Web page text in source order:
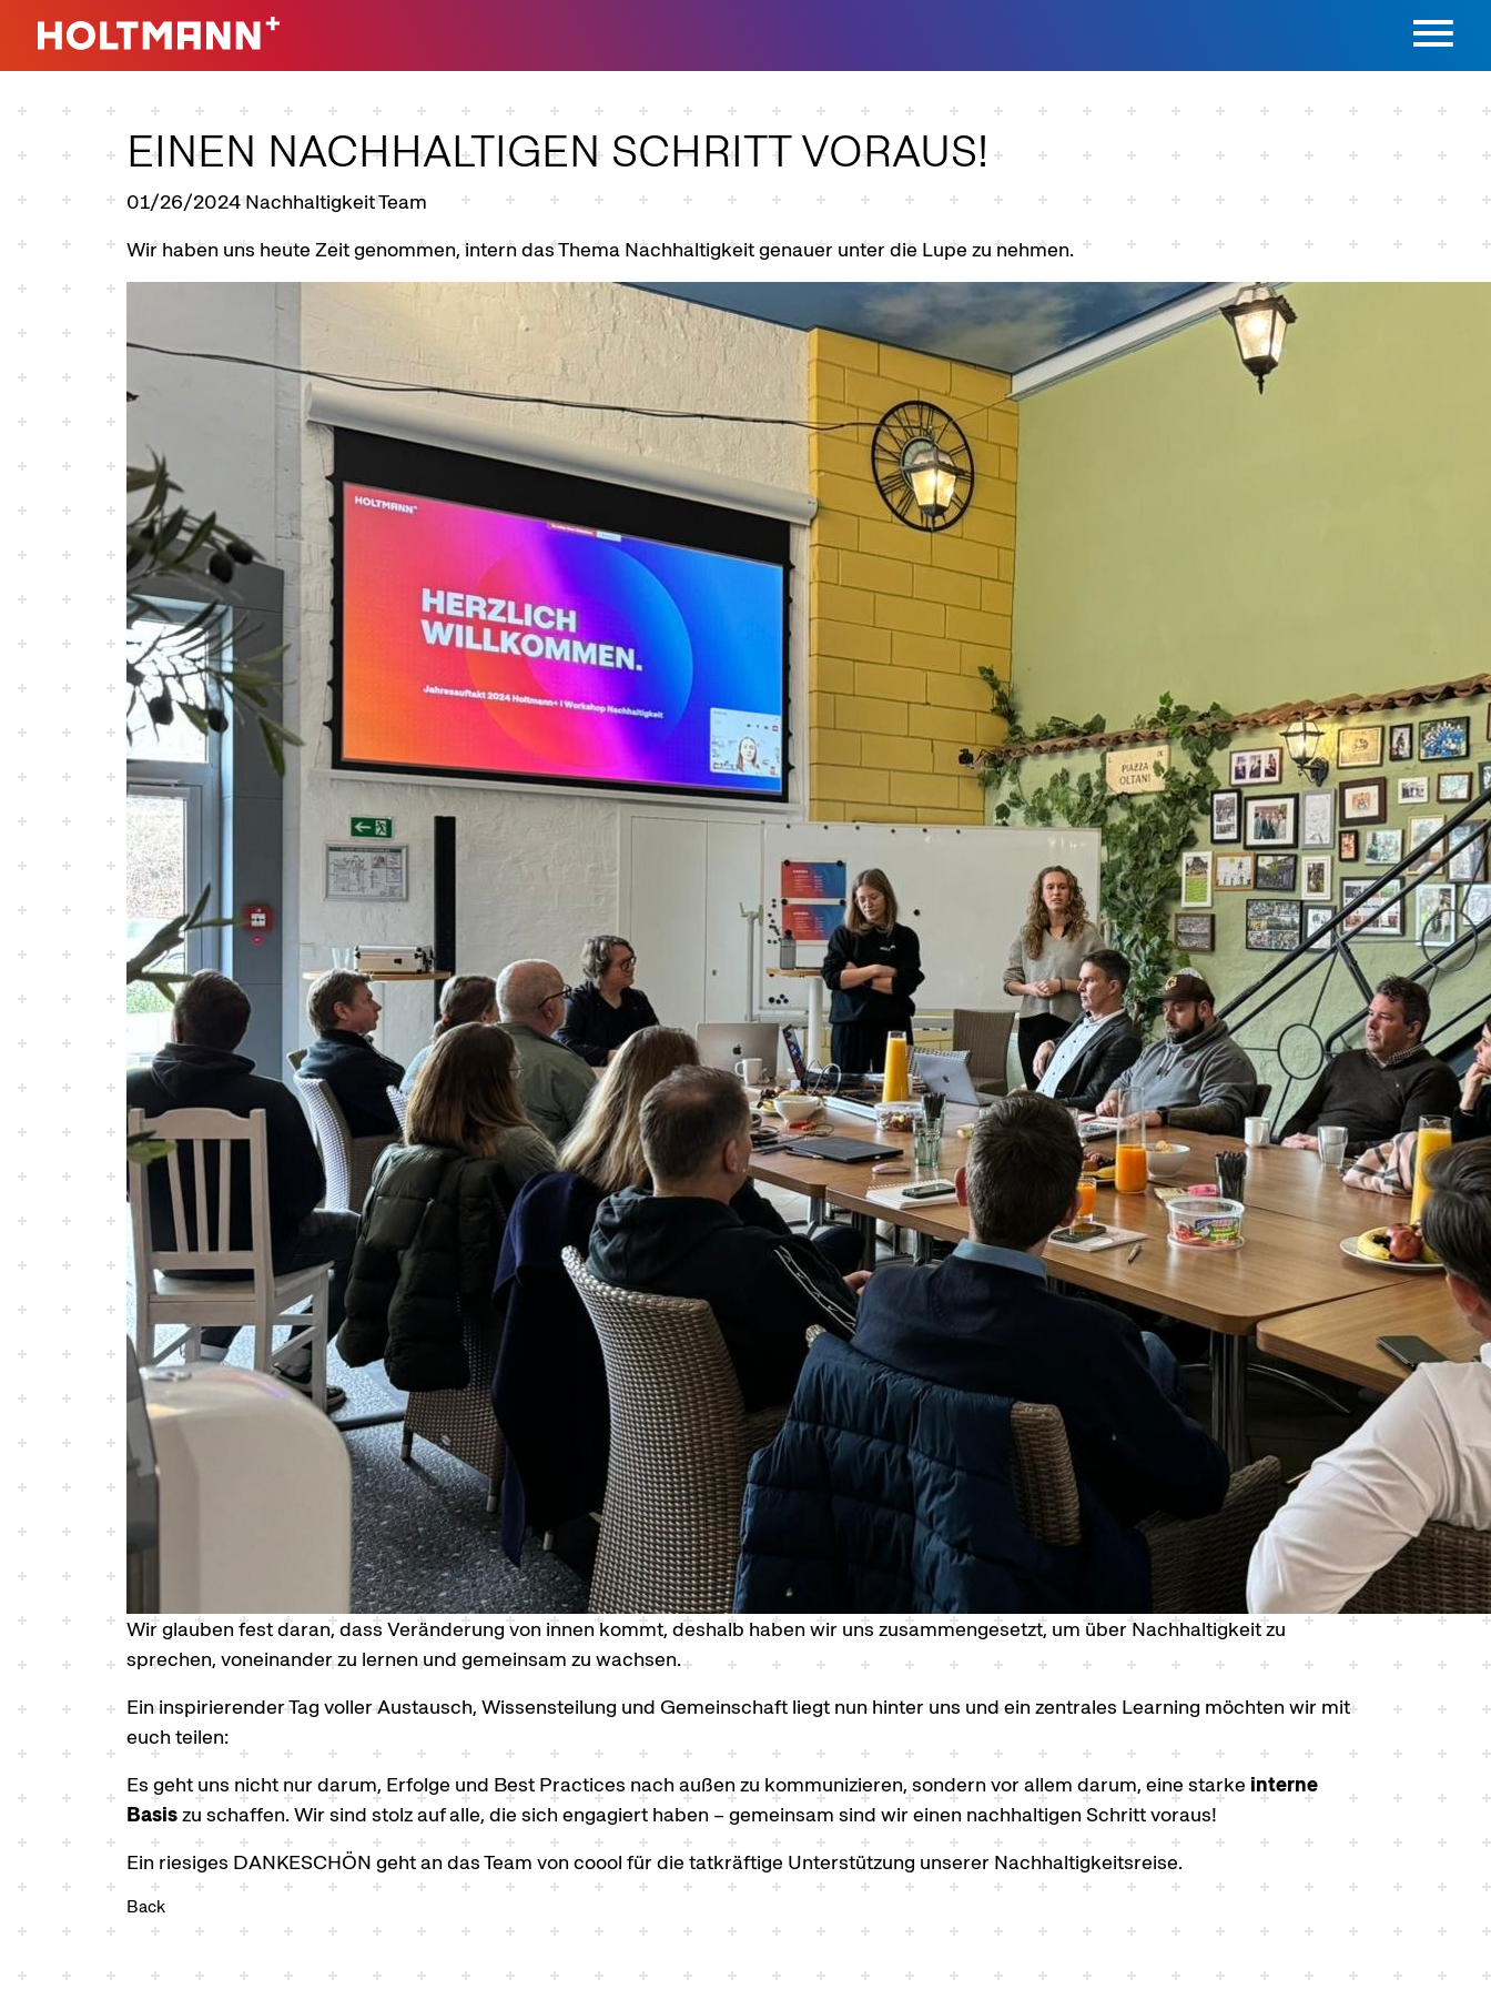
Direkt zur Hauptnavigation springen
EINEN NACHHALTIGEN SCHRITT VORAUS!
01/26/2024Nachhaltigkeit Team
Wir haben uns heute Zeit genommen, intern das Thema Nachhaltigkeit genauer unter die Lupe zu nehmen.
Wir glauben fest daran, dass Veränderung von innen kommt, deshalb haben wir uns zusammengesetzt, um über Nachhaltigkeit zu
sprechen, voneinander zu lernen und gemeinsam zu wachsen.
Ein inspirierender Tag voller Austausch, Wissensteilung und Gemeinschaft liegt nun hinter uns und ein zentrales Learning möchten wir mit
euch teilen:
Es geht uns nicht nur darum, Erfolge und Best Practices nach außen zu kommunizieren, sondern vor allem darum, eine starke interne
Basiszu schaffen. Wir sind stolz auf alle, die sich engagiert haben – gemeinsam sind wir einen nachhaltigen Schritt voraus!
Ein riesiges DANKESCHÖN geht an das Team von coool für die tatkräftige Unterstützung unserer Nachhaltigkeitsreise.
Back